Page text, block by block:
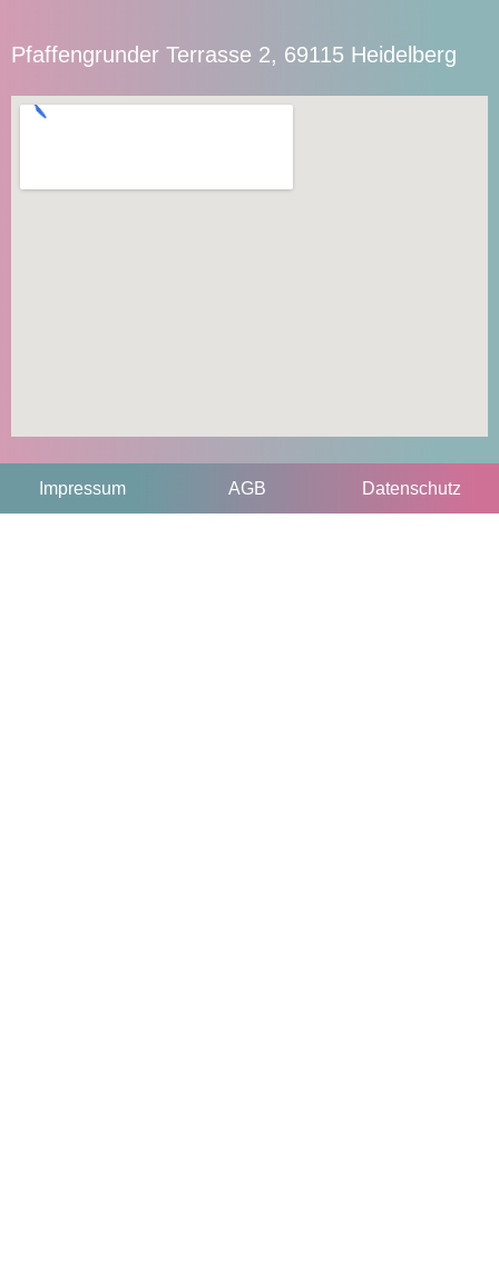
Pfaffengrunder Terrasse 2, 69115 Heidelberg
Impressum AGB Datenschutz